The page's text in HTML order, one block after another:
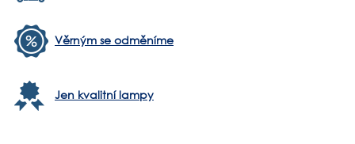
Věrným se odměníme
Jen kvalitní lampy